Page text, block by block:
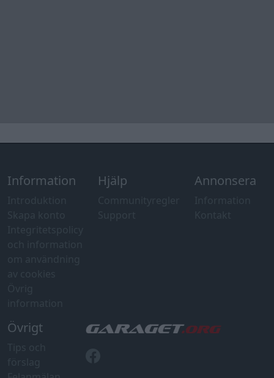
Information Hjälp Annonsera
Övrigt